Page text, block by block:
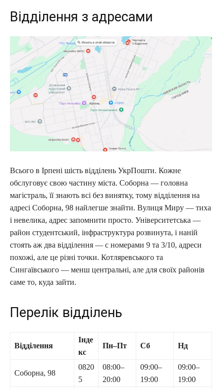
Відділення з адресами
Всього в Ірпені шість відділень УкрПошти. Кожне
обслуговує свою частину міста. Соборна — головна
магістраль, її знають всі без винятку, тому відділення на
адресі Соборна, 98 найлегше знайти. Вулиця Миру — тиха
і невелика, адрес запомнити просто. Університетська —
район студентський, інфраструктура розвинута, і наній
стоять аж два відділення — с номерами 9 та 3/10, адреси
похожі, але це різні точки. Котляревського та
Сингаївського — менш центральні, але для своїх районів
самe то, куда зайти.
Перелік відділень
Відділення
Інде
кс
Пн–Пт Сб Нд
Соборна, 98
0820
5
08:00–
20:00
09:00–
19:00
09:00–
19:00